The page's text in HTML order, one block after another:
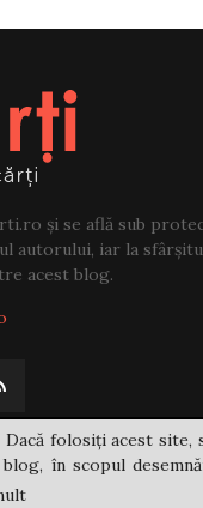
și se află sub
autorului, iar la
acest blog.
folosiți acest
în scopul